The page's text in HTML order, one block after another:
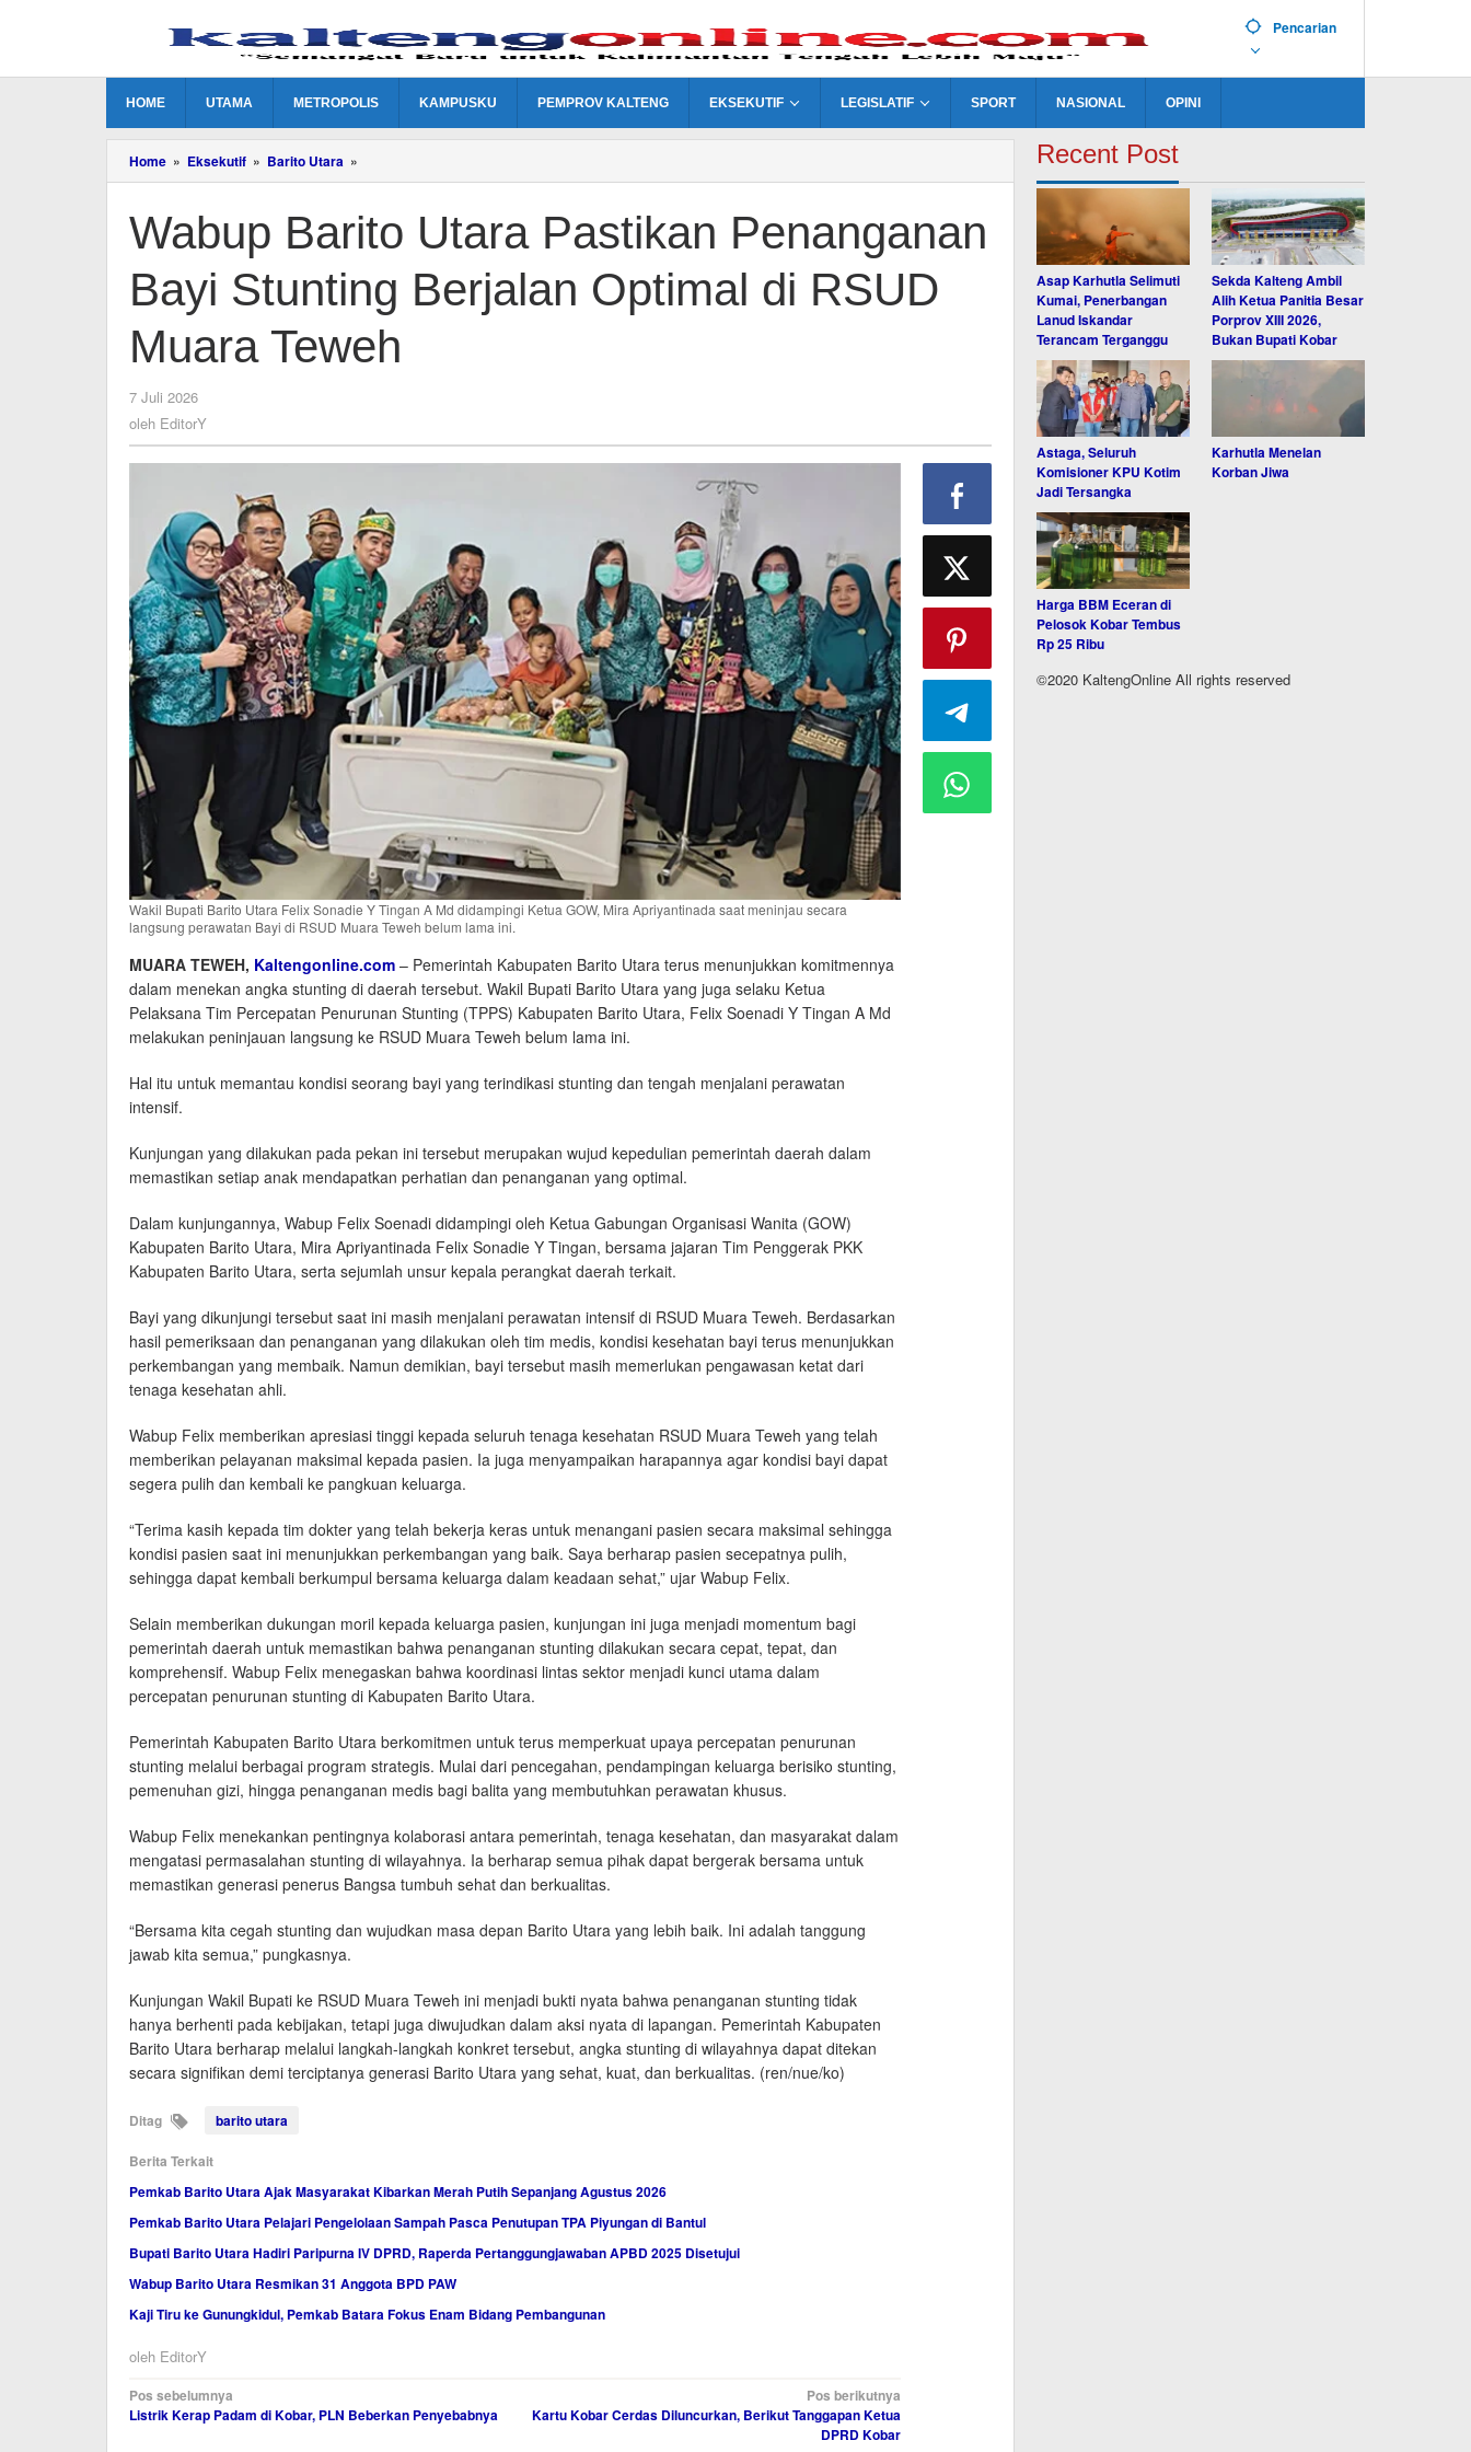
Pencarian
HOME UTAMA METROPOLIS KAMPUSKU PEMPROV KALTENG EKSEKUTIF LEGISLATIF SPORT NASIONAL OPINI
Home » Eksekutif » Barito Utara »
Barito
Pastikan
Penanganan
Stunting
Berjalan
Optimal
di
RSUD
Wabup Barito Utara Pastikan Penanganan
Bayi Stunting Berjalan Optimal di RSUD
Muara Teweh
7 Juli 2026
oleh EditorY
Wakil Bupati Barito Utara Felix Sonadie Y Tingan A Md didampingi Ketua GOW, Mira Apriyantinada saat meninjau secara
langsung perawatan Bayi di RSUD Muara Teweh belum lama ini.
MUARA TEWEH, Kaltengonline.com – Pemerintah Kabupaten Barito Utara terus menunjukkan komitmennya
dalam menekan angka stunting di daerah tersebut. Wakil Bupati Barito Utara yang juga selaku Ketua
Pelaksana Tim Percepatan Penurunan Stunting (TPPS) Kabupaten Barito Utara, Felix Soenadi Y Tingan A Md
melakukan peninjauan langsung ke RSUD Muara Teweh belum lama ini.
Hal itu untuk memantau kondisi seorang bayi yang terindikasi stunting dan tengah menjalani perawatan
intensif.
Kunjungan yang dilakukan pada pekan ini tersebut merupakan wujud kepedulian pemerintah daerah dalam
memastikan setiap anak mendapatkan perhatian dan penanganan yang optimal.
Dalam kunjungannya, Wabup Felix Soenadi didampingi oleh Ketua Gabungan Organisasi Wanita (GOW)
Kabupaten Barito Utara, Mira Apriyantinada Felix Sonadie Y Tingan, bersama jajaran Tim Penggerak PKK
Kabupaten Barito Utara, serta sejumlah unsur kepala perangkat daerah terkait.
Bayi yang dikunjungi tersebut saat ini masih menjalani perawatan intensif di RSUD Muara Teweh. Berdasarkan
hasil pemeriksaan dan penanganan yang dilakukan oleh tim medis, kondisi kesehatan bayi terus menunjukkan
perkembangan yang membaik. Namun demikian, bayi tersebut masih memerlukan pengawasan ketat dari
tenaga kesehatan ahli.
Wabup Felix memberikan apresiasi tinggi kepada seluruh tenaga kesehatan RSUD Muara Teweh yang telah
memberikan pelayanan maksimal kepada pasien. Ia juga menyampaikan harapannya agar kondisi bayi dapat
segera pulih dan kembali ke pangkuan keluarga.
“Terima kasih kepada tim dokter yang telah bekerja keras untuk menangani pasien secara maksimal sehingga
kondisi pasien saat ini menunjukkan perkembangan yang baik. Saya berharap pasien secepatnya pulih,
sehingga dapat kembali berkumpul bersama keluarga dalam keadaan sehat,” ujar Wabup Felix.
Selain memberikan dukungan moril kepada keluarga pasien, kunjungan ini juga menjadi momentum bagi
pemerintah daerah untuk memastikan bahwa penanganan stunting dilakukan secara cepat, tepat, dan
komprehensif. Wabup Felix menegaskan bahwa koordinasi lintas sektor menjadi kunci utama dalam
percepatan penurunan stunting di Kabupaten Barito Utara.
Pemerintah Kabupaten Barito Utara berkomitmen untuk terus memperkuat upaya percepatan penurunan
stunting melalui berbagai program strategis. Mulai dari pencegahan, pendampingan keluarga berisiko stunting,
pemenuhan gizi, hingga penanganan medis bagi balita yang membutuhkan perawatan khusus.
Wabup Felix menekankan pentingnya kolaborasi antara pemerintah, tenaga kesehatan, dan masyarakat dalam
mengatasi permasalahan stunting di wilayahnya. Ia berharap semua pihak dapat bergerak bersama untuk
memastikan generasi penerus Bangsa tumbuh sehat dan berkualitas.
“Bersama kita cegah stunting dan wujudkan masa depan Barito Utara yang lebih baik. Ini adalah tanggung
jawab kita semua,” pungkasnya.
Kunjungan Wakil Bupati ke RSUD Muara Teweh ini menjadi bukti nyata bahwa penanganan stunting tidak
hanya berhenti pada kebijakan, tetapi juga diwujudkan dalam aksi nyata di lapangan. Pemerintah Kabupaten
Barito Utara berharap melalui langkah-langkah konkret tersebut, angka stunting di wilayahnya dapat ditekan
secara signifikan demi terciptanya generasi Barito Utara yang sehat, kuat, dan berkualitas. (ren/nue/ko)
Ditag barito utara
Berita Terkait
Pemkab Barito Utara Ajak Masyarakat Kibarkan Merah Putih Sepanjang Agustus 2026
Pemkab Barito Utara Pelajari Pengelolaan Sampah Pasca Penutupan TPA Piyungan di Bantul
Bupati Barito Utara Hadiri Paripurna IV DPRD, Raperda Pertanggungjawaban APBD 2025 Disetujui
Wabup Barito Utara Resmikan 31 Anggota BPD PAW
Kaji Tiru ke Gunungkidul, Pemkab Batara Fokus Enam Bidang Pembangunan
oleh EditorY
Navigasi
pos
Pos sebelumnya
Listrik Kerap Padam di Kobar, PLN Beberkan Penyebabnya
Pos berikutnya
Kartu Kobar Cerdas Diluncurkan, Berikut Tanggapan Ketua
DPRD Kobar
Recent Post
Asap Karhutla Selimuti
Kumai, Penerbangan
Lanud Iskandar
Terancam Terganggu
Sekda Kalteng Ambil
Alih Ketua Panitia Besar
Porprov XIII 2026,
Bukan Bupati Kobar
Astaga, Seluruh
Komisioner KPU Kotim
Jadi Tersangka
Karhutla Menelan
Korban Jiwa
Harga BBM Eceran di
Pelosok Kobar Tembus
Rp 25 Ribu
©2020 KaltengOnline All rights reserved